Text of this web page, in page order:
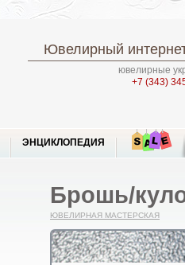
Ювелирный
ювелирные
+7 (343)
ЭНЦИКЛОПЕДИЯ
Брошь/
ЮВЕЛИРНАЯ МАСТЕРСКАЯ